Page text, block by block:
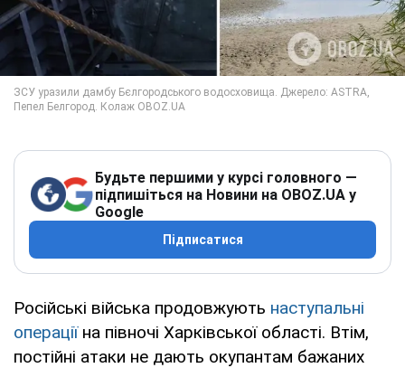
Будьте першими у курсі головного —
підпишіться на Новини на OBOZ.UA у
Google
Підписатися
Російські війська продовжують наступальні
операції на півночі Харківської області. Втім,
постійні атаки не дають окупантам бажаних